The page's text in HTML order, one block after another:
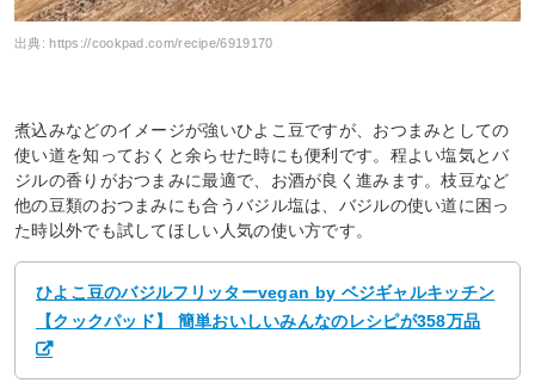
出典:https://cookpad.com/recipe/6919170
煮込みなどのイメージが強いひよこ豆ですが、おつまみとしての
使い道を知っておくと余らせた時にも便利です。程よい塩気とバ
ジルの香りがおつまみに最適で、お酒が良く進みます。枝豆など
他の豆類のおつまみにも合うバジル塩は、バジルの使い道に困っ
た時以外でも試してほしい人気の使い方です。
ひよこ豆のバジルフリッターvegan by ベジギャルキッチン
【クックパッド】 簡単おいしいみんなのレシピが358万品